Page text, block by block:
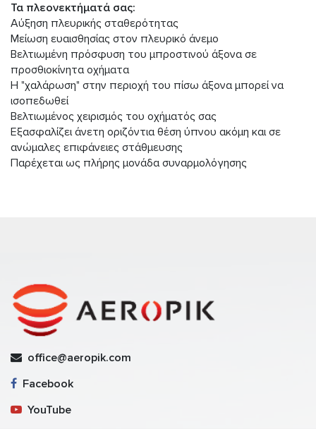
Τα πλεονεκτήματά σας:
Αύξηση πλευρικής σταθερότητας
Μείωση ευαισθησίας στον πλευρικό άνεμο
Βελτιωμένη πρόσφυση του μπροστινού άξονα σε
προσθιοκίνητα οχήματα
Η "χαλάρωση" στην περιοχή του πίσω άξονα μπορεί να
ισοπεδωθεί
Βελτιωμένος χειρισμός του οχήματός σας
Εξασφαλίζει άνετη οριζόντια θέση ύπνου ακόμη και σε
ανώμαλες επιφάνειες στάθμευσης
Παρέχεται ως πλήρης μονάδα συναρμολόγησης
office@aeropik.com
Facebook
YouTube